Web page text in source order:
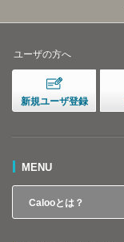
ユーザの方へ
新規ユーザ登録
MENU
Calooとは？